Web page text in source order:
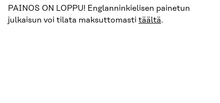
PAINOS ON LOPPU! Englanninkielisen painetun
julkaisun voi tilata maksuttomasti täältä.